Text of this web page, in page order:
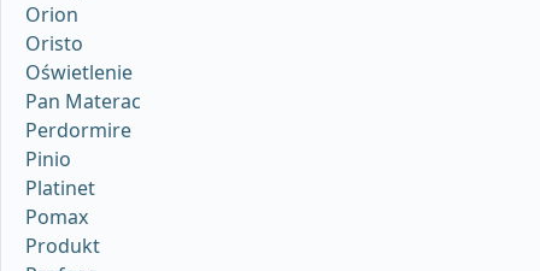
Orion
Oristo
Oświetlenie
Pan Materac
Perdormire
Pinio
Platinet
Pomax
Produkt